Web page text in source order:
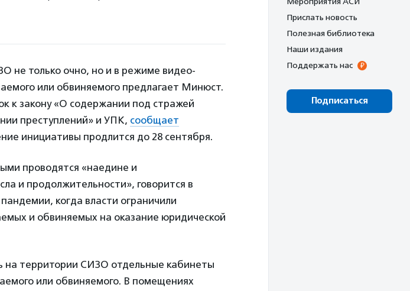
не только очно, но и в режиме видео-
или обвиняемого предлагает Минюст.
к закону «О содержании под стражей
преступлений» и УПК, сообщает
инициативы продлится до 28 сентября.
проводятся «наедине и
и продолжительности», говорится в
когда власти ограничили
и обвиняемых на оказание юридической
на территории СИЗО отдельные кабинеты
или обвиняемого. В помещениях
Прислать новость
Полезная библиотека
Наши издания
Поддержать нас
Подписаться